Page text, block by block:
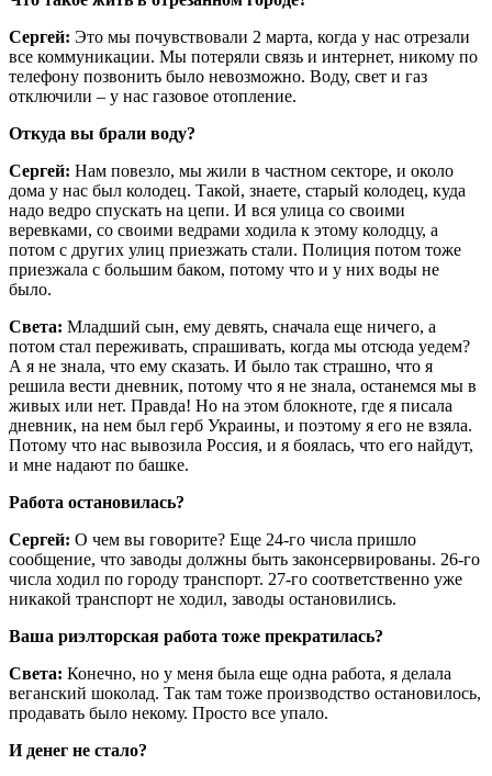
Сергей: Это мы почувствовали 2 марта, когда у нас отрезали
все коммуникации. Мы потеряли связь и интернет, никому по
телефону позвонить было невозможно. Воду, свет и газ
отключили – у нас газовое отопление.
Откуда вы брали воду?
Сергей: Нам повезло, мы жили в частном секторе, и около
дома у нас был колодец. Такой, знаете, старый колодец, куда
надо ведро спускать на цепи. И вся улица со своими
веревками, со своими ведрами ходила к этому колодцу, а
потом с других улиц приезжать стали. Полиция потом тоже
приезжала с большим баком, потому что и у них воды не
было.
Света: Младший сын, ему девять, сначала еще ничего, а
потом стал переживать, спрашивать, когда мы отсюда уедем?
А я не знала, что ему сказать. И было так страшно, что я
решила вести дневник, потому что я не знала, останемся мы в
живых или нет. Правда! Но на этом блокноте, где я писала
дневник, на нем был герб Украины, и поэтому я его не взяла.
Потому что нас вывозила Россия, и я боялась, что его найдут,
и мне надают по башке.
Работа остановилась?
Сергей: О чем вы говорите? Еще 24-го числа пришло
сообщение, что заводы должны быть законсервированы. 26-го
числа ходил по городу транспорт. 27-го соответственно уже
никакой транспорт не ходил, заводы остановились.
Ваша риэлторская работа тоже прекратилась?
Света: Конечно, но у меня была еще одна работа, я делала
веганский шоколад. Так там тоже производство остановилось,
продавать было некому. Просто все упало.
И денег не стало?